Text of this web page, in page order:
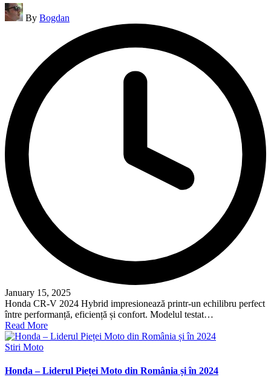
Posted
by
By Bogdan
January 15, 2025
Honda CR-V 2024 Hybrid impresionează printr-un echilibru perfect
între performanță, eficiență și confort. Modelul testat…
Read More
Posted
Stiri Moto
Honda – Liderul Pieței Moto din România și în 2024